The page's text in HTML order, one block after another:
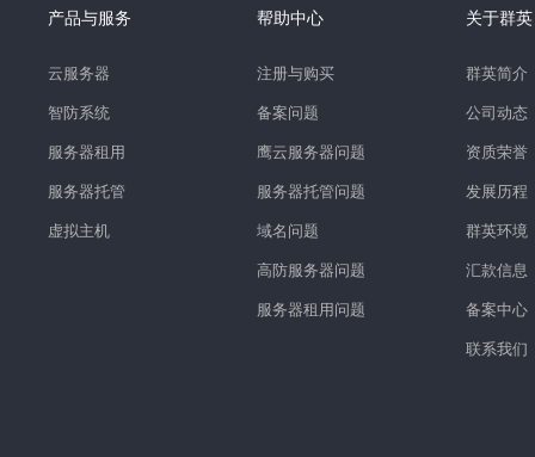
产品与服务
云服务器
智防系统
服务器租用
服务器托管
虚拟主机
帮助中心
注册与购买
备案问题
鹰云服务器问题
服务器托管问题
域名问题
高防服务器问题
服务器租用问题
关于群英
群英简介
公司动态
资质荣誉
发展历程
群英环境
汇款信息
备案中心
联系我们